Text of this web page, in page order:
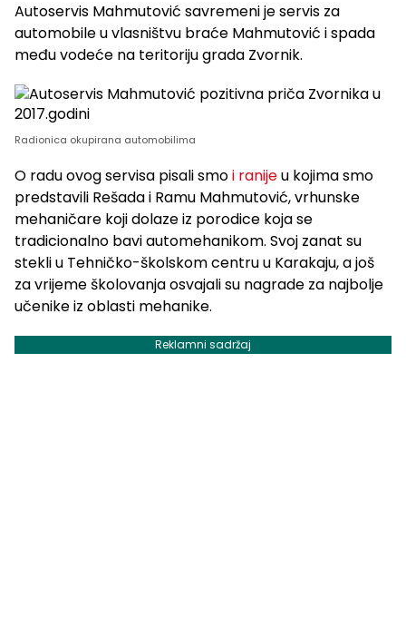
Autoservis Mahmutović savremeni je servis za
automobile u vlasništvu braće Mahmutović i spada
među vodeće na teritoriju grada Zvornik.
Radionica okupirana automobilima
O radu ovog servisa pisali smoi ranijeu kojima smo
predstavili Rešada i Ramu Mahmutović, vrhunske
mehaničare koji dolaze iz porodice koja se
tradicionalno bavi automehanikom. Svoj zanat su
stekli u Tehničko-školskom centru u Karakaju, a još
za vrijeme školovanja osvajali su nagrade za najbolje
učenike iz oblasti mehanike.
Reklamni sadržaj